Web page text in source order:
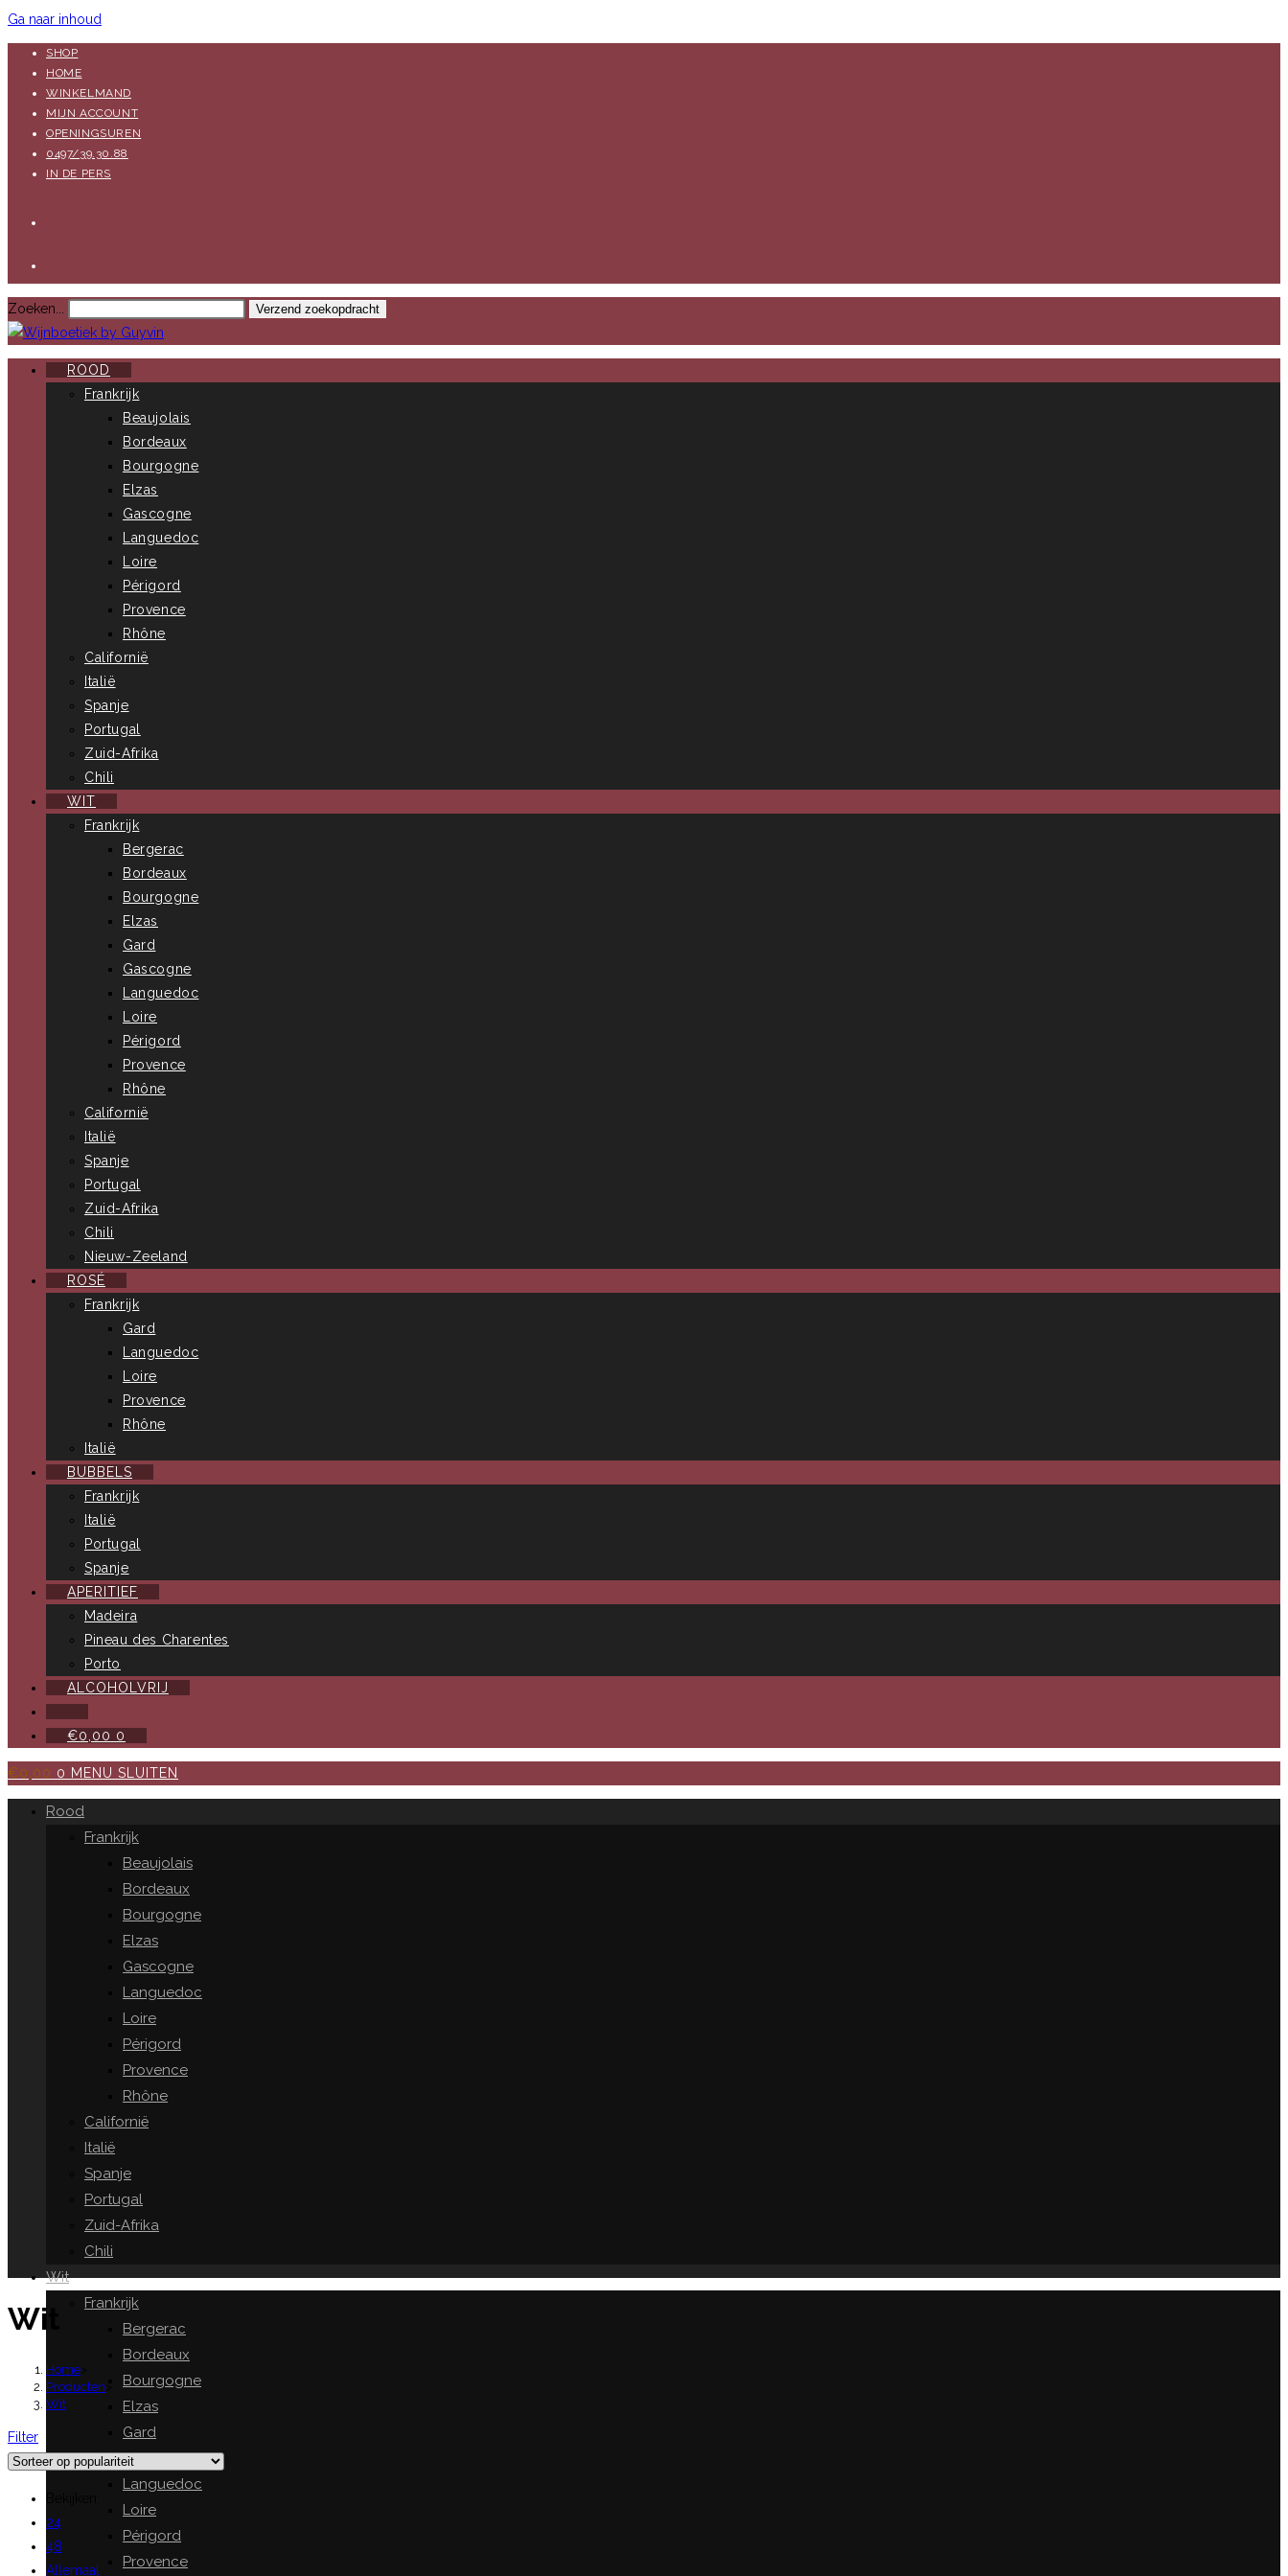
Ga naar inhoud
SHOP
HOME
WINKELMAND
MIJN ACCOUNT
OPENINGSUREN
0497/39.30.88
IN DE PERS
Zoeken... Verzend zoekopdracht
ROOD
Frankrijk
Beaujolais
Bordeaux
Bourgogne
Elzas
Gascogne
Languedoc
Loire
Périgord
Provence
Rhône
Californië
Italië
Spanje
Portugal
Zuid-Afrika
Chili
WIT
Frankrijk
Bergerac
Bordeaux
Bourgogne
Elzas
Gard
Gascogne
Languedoc
Loire
Périgord
Provence
Rhône
Californië
Italië
Spanje
Portugal
Zuid-Afrika
Chili
Nieuw-Zeeland
ROSÉ
Frankrijk
Gard
Languedoc
Loire
Provence
Rhône
Italië
BUBBELS
Frankrijk
Italië
Portugal
Spanje
APERITIEF
Madeira
Pineau des Charentes
Porto
ALCOHOLVRIJ
€0,00 0
€0,00 0 MENU SLUITEN
Rood
Frankrijk
Beaujolais
Bordeaux
Bourgogne
Elzas
Gascogne
Languedoc
Loire
Périgord
Provence
Rhône
Californië
Italië
Spanje
Portugal
Zuid-Afrika
Chili
Wit
Frankrijk
Bergerac
Bordeaux
Bourgogne
Elzas
Gard
Gascogne
Languedoc
Loire
Périgord
Provence
Wit
Home
Producten
Wit
Filter
24
48
Allemaal